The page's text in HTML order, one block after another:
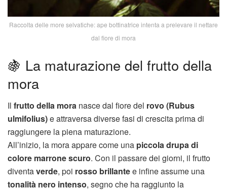
Raccolta delle more selvatiche: ape bottinatrice intenta a prelevare il nettare
dal fiore di mora
🍇 La maturazione del frutto della
mora
Il frutto della mora nasce dal fiore del rovo (Rubus
ulmifolius)e attraversa diverse fasi di crescita prima di
raggiungere la piena maturazione.
All’inizio, la mora appare come una piccola drupa di
colore marrone scuro. Con il passare dei giorni, il frutto
diventaverde, poi rosso brillantee infine assume una
tonalità nero intenso, segno che ha raggiunto la